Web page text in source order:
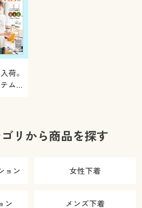
荷。
ムを
リから商品を探す
ョン 女性下着
ン メンズ下着